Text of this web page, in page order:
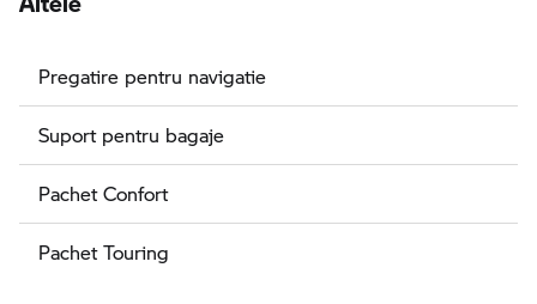
Pregatire pentru navigatie
Suport pentru bagaje
Pachet Confort
Pachet Touring